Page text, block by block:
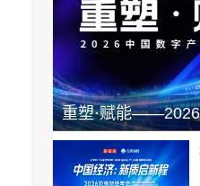
重塑·赋能